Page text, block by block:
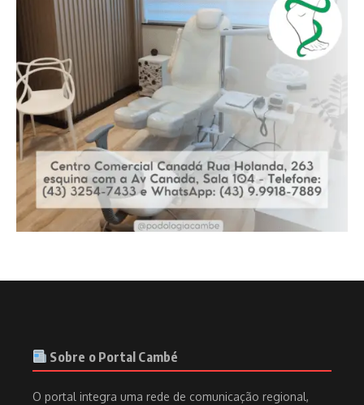
Sobre o Portal Cambé
O portal integra uma rede de comunicação regional,